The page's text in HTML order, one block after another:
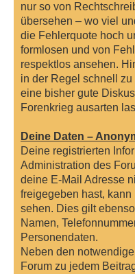
nur so von
übersehen – wo viel
die Fehlerquote hoch
formlosen und von
respektlos ansehen.
in der Regel schnell
eine bisher gute
Forenkrieg ausarten
Deine Daten –
Deine registrierten
Administration des
deine E-Mail Adresse
freigegeben hast,
sehen. Dies gilt
Namen,
Personendaten.
Neben den
Forum zu jedem